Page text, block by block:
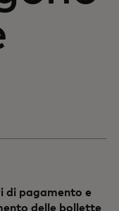
di pagamento e
delle bollette